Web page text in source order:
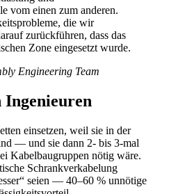
vom einen zum anderen.
die wir
zurückführen, dass das
Zone eingesetzt wurde.
Engineering Team
Ingenieuren
einsetzen, weil sie in der
— und sie dann 2- bis 3-mal
Kabelbaugruppen nötig wäre.
Schrankverkabelung
seien — 40–60 % unnötige